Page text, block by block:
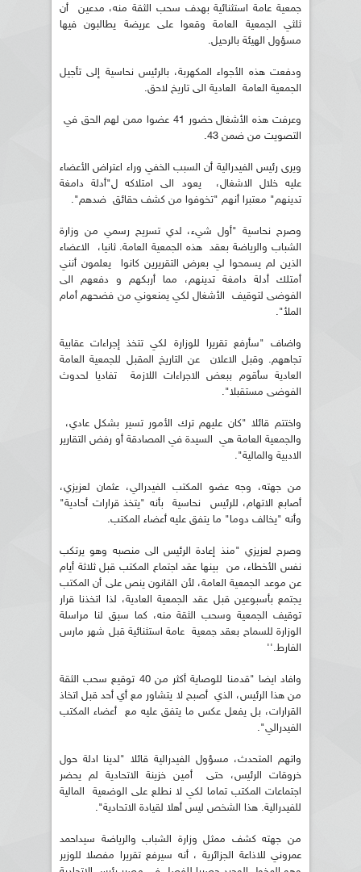
جمعية عامة استثنائية بهدف سحب الثقة منه، مدعين أن
ثلثي الجمعية العامة وقعوا على عريضة يطالبون فيها
مسؤول الهيئة بالرحيل.
ودفعت هذه الأجواء المكهربة، بالرئيس نحاسية إلى تأجيل
الجمعية العامة العادية الى تاريخ لاحق.
وعرفت هذه الأشغال حضور 41 عضوا ممن لهم الحق في
التصويت من ضمن 43.
ويرى رئيس الفيدرالية أن السبب الخفي وراء اعتراض الأعضاء
عليه خلال الاشغال، يعود الى امتلاكه ل"أدلة دامغة
تدينهم" معتبرا أنهم "تخوفوا من كشف حقائق ضدهم".
وصرح نحاسية "أول شيء، لدي تسريح رسمي من وزارة
الشباب والرياضة بعقد هذه الجمعية العامة. ثانيا، الاعضاء
الذين لم يسمحوا لي بعرض التقريرين كانوا يعلمون أنني
أمتلك أدلة دامغة تدينهم، مما أربكهم و دفعهم الى
الفوضى لتوقيف الأشغال لكي يمنعوني من فضحهم أمام
الملأ".
واضاف "سأرفع تقريرا للوزارة لكي تتخذ إجراءات عقابية
تجاههم. وقبل الاعلان عن التاريخ المقبل للجمعية العامة
العادية سأقوم ببعض الاجراءات اللازمة تفاديا لحدوث
الفوضى مستقبلا".
واختتم قائلا "كان عليهم ترك الأمور تسير بشكل عادي،
والجمعية العامة هي السيدة في المصادقة أو رفض التقارير
الادبية والمالية".
من جهته، وجه عضو المكتب الفيدرالي، عثمان لعزيزي،
أصابع الاتهام، للرئيس نحاسية بأنه "يتخذ قرارات أحادية"
وأنه "يخالف دوما" ما يتفق عليه أعضاء المكتب.
وصرح لعزيزي "منذ إعادة الرئيس الى منصبه وهو يرتكب
نفس الأخطاء، من بينها عقد اجتماع المكتب قبل ثلاثة أيام
عن موعد الجمعية العامة، لأن القانون ينص على أن المكتب
يجتمع بأسبوعين قبل عقد الجمعية العادية، لذا اتخذنا قرار
توقيف الجمعية وسحب الثقة منه، كما سبق لنا مراسلة
الوزارة للسماح بعقد جمعية عامة استثنائية قبل شهر مارس
الفارط.''
وافاد ايضا "قدمنا للوصاية أكثر من 40 توقيع سحب الثقة
من هذا الرئيس، الذي أصبح لا يتشاور مع أي أحد قبل اتخاذ
القرارات، بل يفعل عكس ما يتفق عليه مع أعضاء المكتب
الفيدرالي".
واتهم المتحدث، مسؤول الفيدرالية قائلا "لدينا ادلة حول
خروقات الرئيس، حتى أمين خزينة الاتحادية لم يحضر
اجتماعات المكتب تماما لكي لا نطلع على الوضعية المالية
للفيدرالية. هذا الشخص ليس أهلا لقيادة الاتحادية".
من جهته كشف ممثل وزارة الشباب والرياضة سيداحمد
عمروني للاذاعة الجزائرية ، أنه سيرفع تقريرا مفصلا للوزير